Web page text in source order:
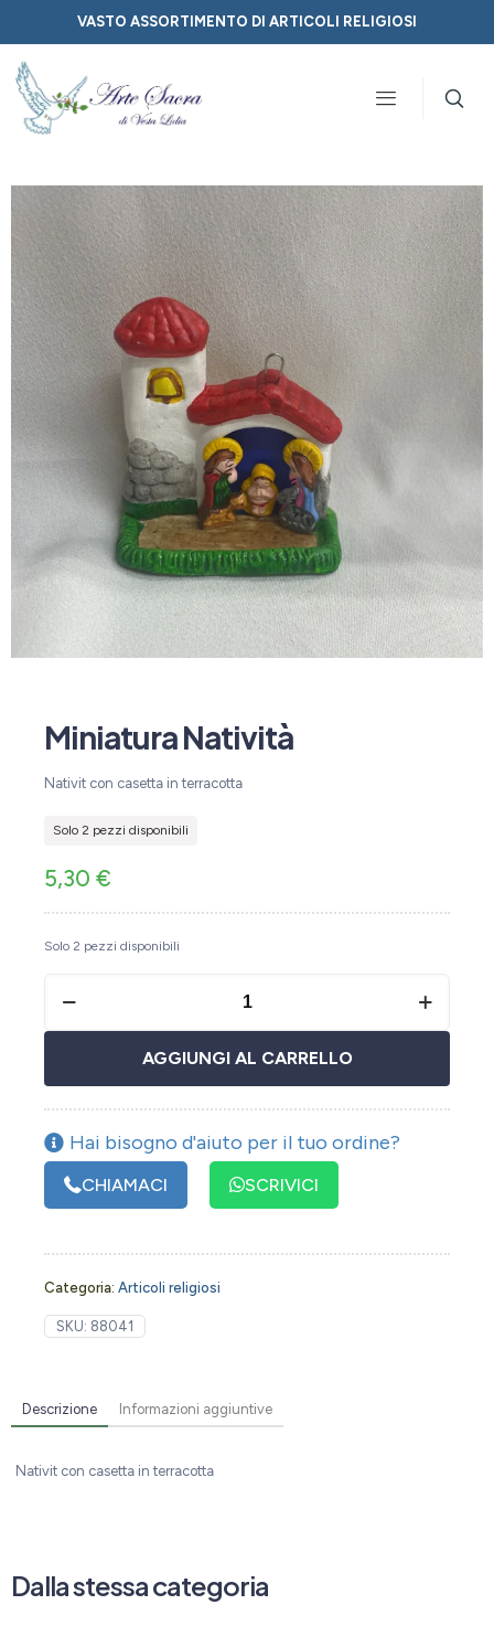
VASTO ASSORTIMENTO DI ARTICOLI RELIGIOSI
Miniatura Natività
Nativit con casetta in terracotta
Solo 2 pezzi disponibili
5,30 €
Solo 2 pezzi disponibili
AGGIUNGI AL CARRELLO
Hai bisogno d'aiuto per il tuo ordine?
CHIAMACI SCRIVICI
Categoria: Articoli religiosi
SKU: 88041
Descrizione Informazioni aggiuntive
Nativit con casetta in terracotta
Dalla stessa categoria